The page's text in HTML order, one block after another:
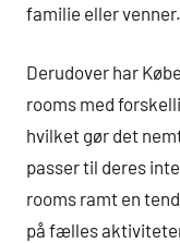
familie eller venner.
Derudover har
rooms med
hvilket gør det
passer til deres
rooms ramt en
på fælles